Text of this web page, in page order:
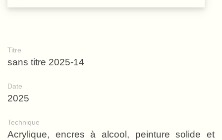
Titre
sans titre 2025-14
Date
2025
Technique
Acrylique, encres à alcool, peinture solide et